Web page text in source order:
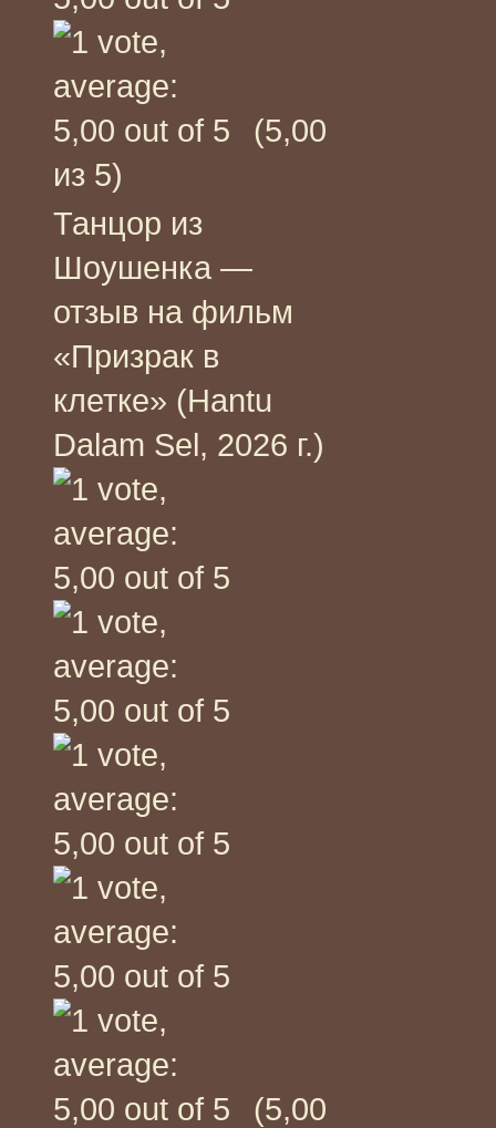
(5,00
из 5)
Танцор из
Шоушенка —
отзыв на фильм
«Призрак в
клетке» (Hantu
Dalam Sel, 2026 г.)
(5,00